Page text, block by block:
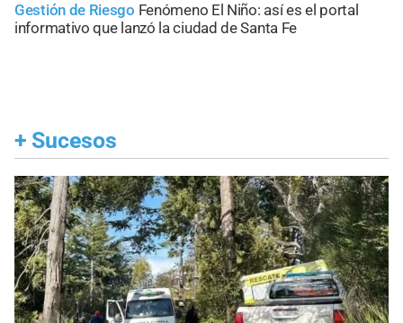
Gestión de Riesgo Fenómeno El Niño: así es el portal
informativo que lanzó la ciudad de Santa Fe
+ Sucesos